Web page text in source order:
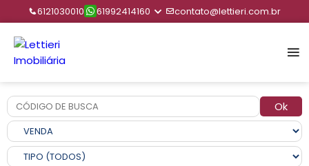
6121030010 61992414160 contato@lettieri.com.br
Ok